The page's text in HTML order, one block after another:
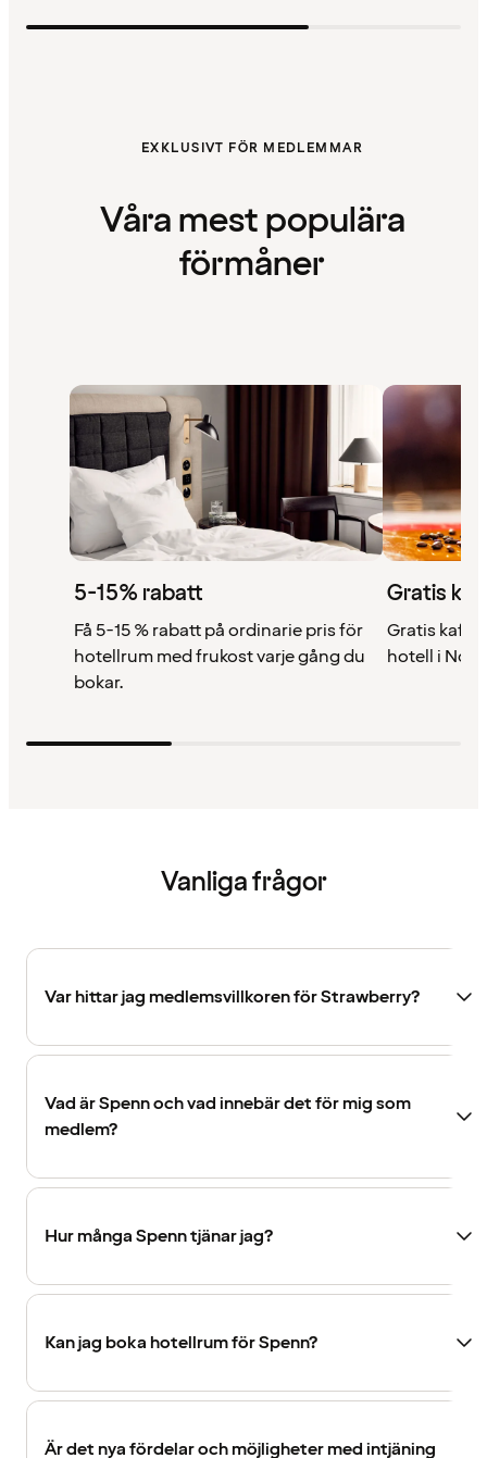
EXKLUSIVT FÖR MEDLEMMAR
Våra mest populära
förmåner
5-15% rabatt
Få 5-15 % rabatt på ordinarie pris för
hotellrum med frukost varje gång du
bokar.
Gratis
Gratis kaffe
hotell i
Vanliga frågor
Var hittar jag medlemsvillkoren för Strawberry?
Vad är Spenn och vad innebär det för mig som
medlem?
Hur många Spenn tjänar jag?
Kan jag boka hotellrum för Spenn?
Är det nya fördelar och möjligheter med intjäning